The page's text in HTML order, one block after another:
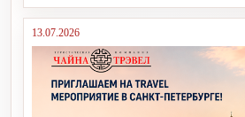
13.07.2026